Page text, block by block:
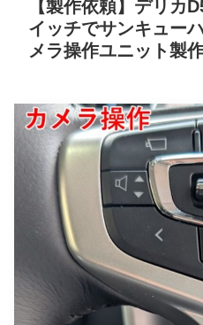
【製作依頼】デリカ
イッチでサンキュー
メラ操作ユニット製